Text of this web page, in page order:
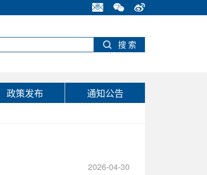
政策发布 通知公告
2026-04-30